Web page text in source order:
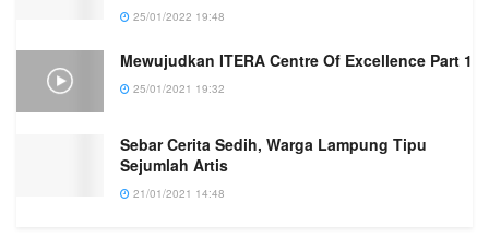
25/01/2022 19:48
Mewujudkan ITERA Centre Of Excellence Part 1
25/01/2021 19:32
Sebar Cerita Sedih, Warga Lampung Tipu
Sejumlah Artis
21/01/2021 14:48